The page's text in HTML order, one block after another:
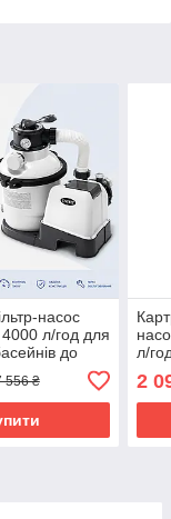
насос
л/год для
до
556 ₴
л/
2